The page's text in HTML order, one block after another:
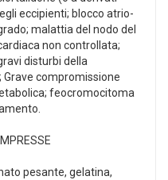
eccipienti; blocco atrio-
malattia del nodo del
non controllata;
disturbi della
compromissione
feocromocitoma
pesante, gelatina,